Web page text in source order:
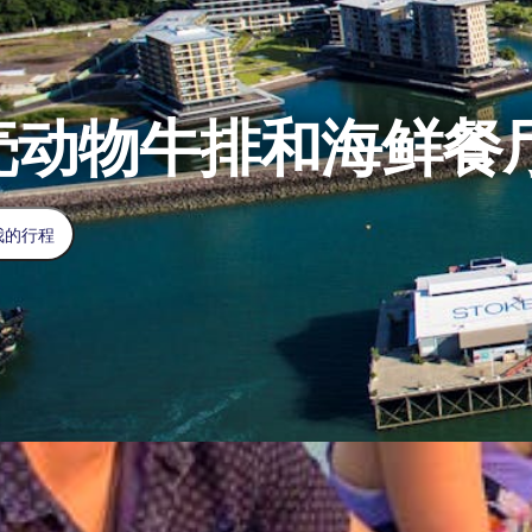
动物牛排和海鲜餐
的行程